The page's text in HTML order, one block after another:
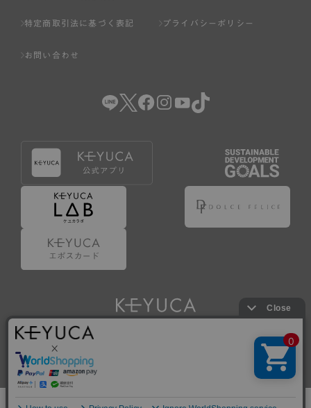
特定商取引法に基づく表記 プライバシーポリシー
お問い合わせ
Copyright © KAWAJUN Co., Ltd. All Rights Reserved.